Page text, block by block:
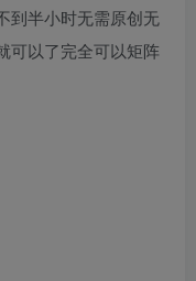
到半小时无需原创无
可以了完全可以矩阵